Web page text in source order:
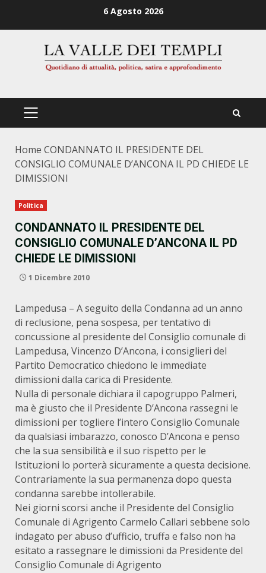
6 Agosto 2026
PRIMÄRES
Home CONDANNATO IL PRESIDENTE DEL
CONSIGLIO COMUNALE D’ANCONA IL PD CHIEDE LE
DIMISSIONI
Politica
CONDANNATO IL PRESIDENTE DEL
CONSIGLIO COMUNALE D’ANCONA IL PD
CHIEDE LE DIMISSIONI
1 Dicembre 2010
Lampedusa – A seguito della Condanna ad un anno
di reclusione, pena sospesa, per tentativo di
concussione al presidente del Consiglio comunale di
Lampedusa, Vincenzo D’Ancona, i consiglieri del
Partito Democratico chiedono le immediate
dimissioni dalla carica di Presidente.
Nulla di personale dichiara il capogruppo Palmeri,
ma è giusto che il Presidente D’Ancona rassegni le
dimissioni per togliere l’intero Consiglio Comunale
da qualsiasi imbarazzo, conosco D’Ancona e penso
che la sua sensibilità e il suo rispetto per le
Istituzioni lo porterà sicuramente a questa decisione.
Contrariamente la sua permanenza dopo questa
condanna sarebbe intollerabile.
Nei giorni scorsi anche il Presidente del Consiglio
Comunale di Agrigento Carmelo Callari sebbene solo
indagato per abuso d’ufficio, truffa e falso non ha
esitato a rassegnare le dimissioni da Presidente del
Consiglio Comunale di Agrigento